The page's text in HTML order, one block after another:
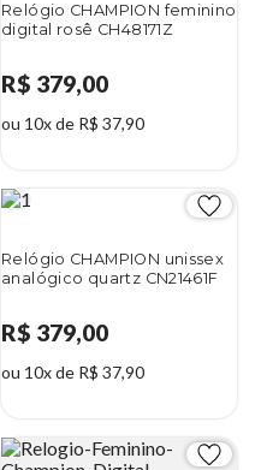
Relógio CHAMPION feminino
digital rosê CH48171Z
R$ 379,00
ou 10x de R$ 37,90
Relógio CHAMPION unissex
analógico quartz CN21461F
R$ 379,00
ou 10x de R$ 37,90